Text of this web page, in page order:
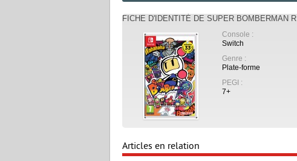
FICHE D'IDENTITÉ DE SUPER BOMBERMAN R
Console :
Switch
Genre :
Plate-forme
PEGI :
7+
Articles en relation